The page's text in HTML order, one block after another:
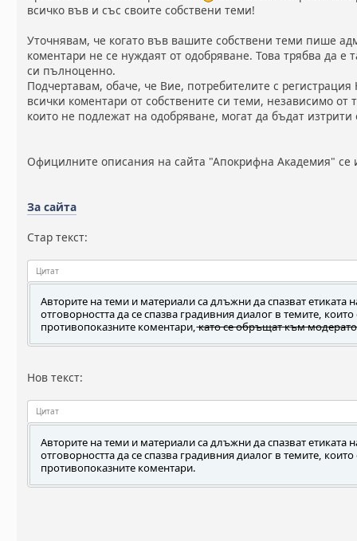
всичко във и със своите собствени теми!
Уточнявам, че когато във вашите собствени теми пише
коментари не се нуждаят от одобряване. Това трябва да е
си пълноценно.
Подчертавам, обаче, че Вие, потребителите с
всички коментари от собствените си теми, независимо от
които не подлежат на одобряване, могат да бъдат изтрити
Официлните описания на сайта "Апокрифна Академия" се
За сайта
Стар текст:
Цитат
Авторите на теми и материали са длъжни да спазват етиката
отговорността да се спазва градивния диалог в темите,
противопоказните коментари,като се обръщат към
Нов текст:
Цитат
Авторите на теми и материали са длъжни да спазват етиката
отговорността да се спазва градивния диалог в темите,
противопоказните коментари.